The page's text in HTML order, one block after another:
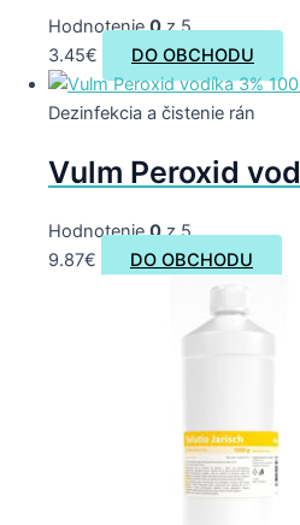
Hodnotenie0z 5
3.45€ DO OBCHODU
Dezinfekcia a čistenie rán
Vulm Peroxid
Hodnotenie0z 5
9.87€ DO OBCHODU